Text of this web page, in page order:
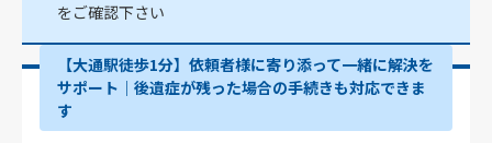
をご確認下さい
【大通駅徒歩1分】依頼者様に寄り添って一緒に解決を
サポート｜後遺症が残った場合の手続きも対応できま
す